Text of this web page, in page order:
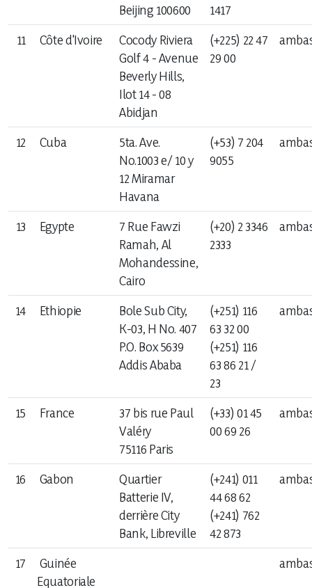
Beijing 100600
1417
11 Côte d'Ivoire
Cocody Riviera
Golf 4 - Avenue
Beverly Hills,
Ilot 14 - 08
Abidjan
(+225) 22 47
29 00
12 Cuba
5ta. Ave.
No.1003 e/ 10 y
12 Miramar
Havana
(+53) 7 204
9055
13 Egypte
7 Rue Fawzi
Ramah, Al
Mohandessine,
Cairo
(+20) 2 3346
2333
14 Ethiopie
Bole Sub City,
K-03, H No. 407
P.O. Box 5639
Addis Ababa
(+251) 116
63 32 00
(+251) 116
63 86 21 /
23
15 France
37 bis rue Paul
Valéry
75116 Paris
(+33) 01 45
00 69 26
16 Gabon
Quartier
Batterie IV,
derrière City
Bank, Libreville
(+241) 011
44 68 62
(+241) 762
42 873
17
Guinée
Equatoriale